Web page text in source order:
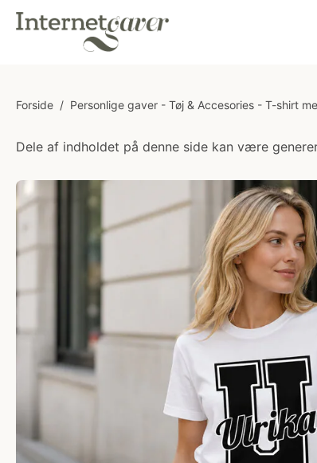
Forside / Personlige gaver - Tøj & Accesories - T-shirt
Dele af indholdet på denne side kan være